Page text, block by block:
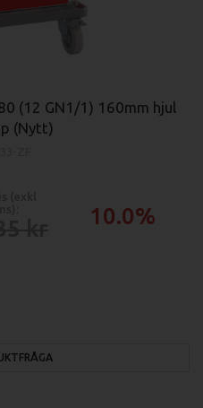
(12 GN1/1) 160mm hjul
(Nytt)
10.0%